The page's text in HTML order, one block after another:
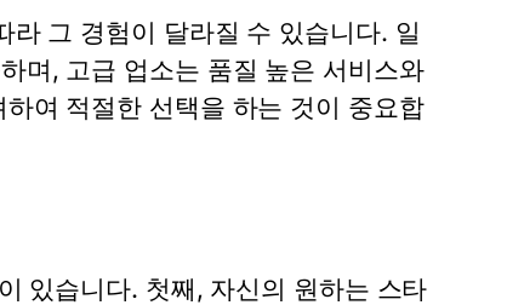
그 경험이 달라질 수 있습니다. 일
며, 고급 업소는 품질 높은 서비스와
여 적절한 선택을 하는 것이 중요합
있습니다. 첫째, 자신의 원하는 스타